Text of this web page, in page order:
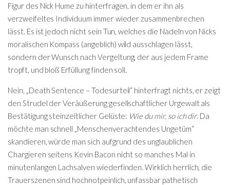
Figur des Nick Hume zu hinterfragen, in dem er ihn als
verzweifeltes Individuum immer wieder zusammenbrechen
lässt. Es ist jedoch nicht sein Tun, welches die Nadeln von Nicks
moralischen Kompass (angeblich) wild ausschlagen lässt,
sondern der Wunsch nach Vergeltung, der aus jedem Frame
tropft, und bloß Erfüllung finden soll.
Nein, „Death Sentence – Todesurteil“ hinterfragt nichts, er zeigt
den Strudel der Veräußerung gesellschaftlicher Urgewalt als
Bestätigung steinzeitlicher Gelüste: Wie du mir, so ich dir. Da
möchte man schnell „Menschenverachtendes Ungetüm“
skandieren, würde man sich aufgrund des unglaublichen
Chargieren seitens Kevin Bacon nicht so manches Mal in
minutenlangen Lachsalven wiederfinden. Wirklich herrlich, die
Trauerszenen sind hochnotpeinlich, unfassbar pathetisch